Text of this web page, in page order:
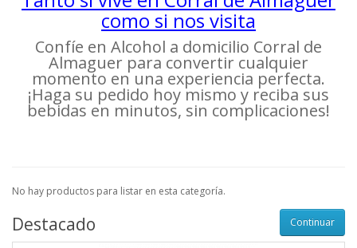
como si nos visita
Confíe en Alcohol a domicilio Corral de
Almaguer para convertir cualquier
momento en una experiencia perfecta.
¡Haga su pedido hoy mismo y reciba sus
bebidas en minutos, sin complicaciones!
No hay productos para listar en esta categoría.
Continuar
Destacado